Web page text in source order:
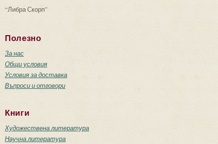
“Либра Скорп”
Полезно
За нас
Общи условия
Условия за доставка
Въпроси и отговори
Книги
Художествена литература
Научна литература